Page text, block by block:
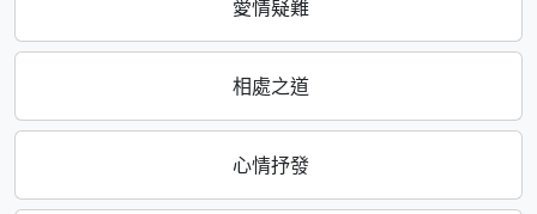
愛情疑難
相處之道
心情抒發